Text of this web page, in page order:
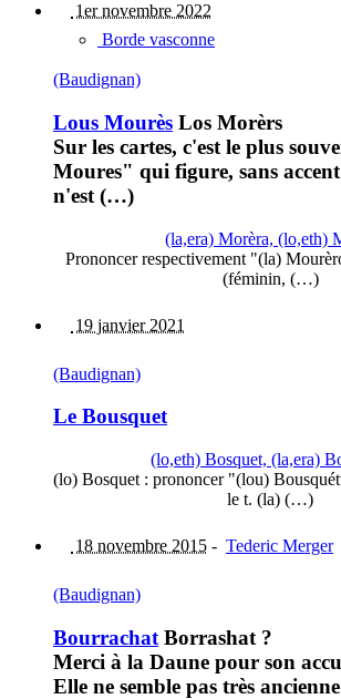
1er novembre 2022
Borde vasconne
(Baudignan)
Lous Mourès Los Morèrs
Sur les cartes, c'est le plus
Moures" qui figure, sans
n'est (…)
(la,era) Morèra, (lo,eth)
Prononcer respectivement "(la)
(féminin, (…)
19 janvier 2021
(Baudignan)
Le Bousquet
(lo,eth) Bosquet, (la,era)
(lo) Bosquet : prononcer "(lou)
le t. (la) (…)
18 novembre 2015 - Tederic Merger
(Baudignan)
Bourrachat Borrashat ?
Merci à la Daune pour son
Elle ne semble pas très